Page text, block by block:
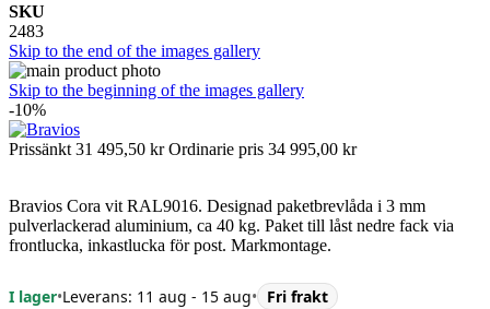
SKU
2483
Skip to the end of the images gallery
Skip to the beginning of the images gallery
-10%
Prissänkt 31 495,50 kr Ordinarie pris 34 995,00 kr
Bravios Cora vit RAL9016. Designad paketbrevlåda i 3 mm
pulverlackerad aluminium, ca 40 kg. Paket till låst nedre fack via
frontlucka, inkastlucka för post. Markmontage.
I lager•Leverans: 11 aug - 15 aug• Fri frakt